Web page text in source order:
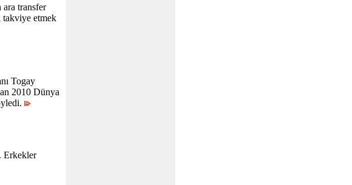
transfer
takviye etmek
Togay
2010 Dünya
Erkekler